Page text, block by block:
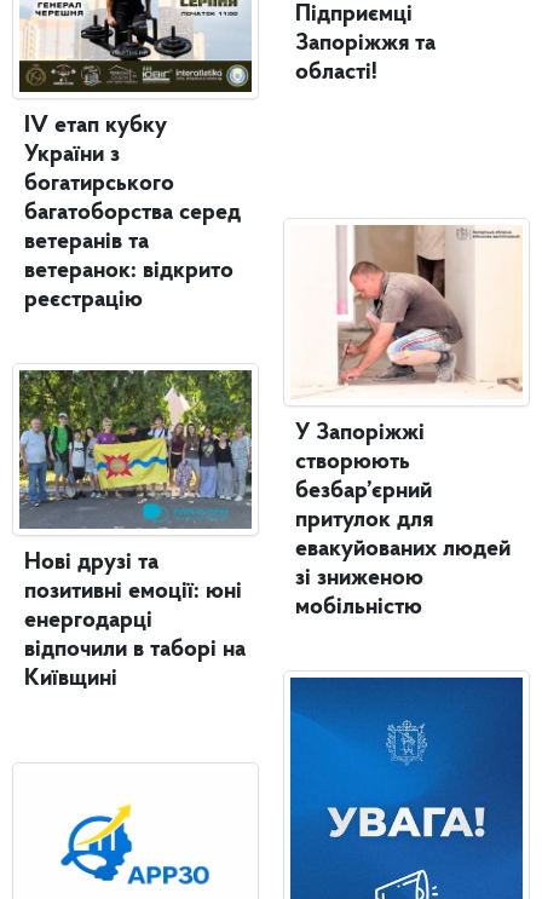
IV етап кубку
України з
богатирського
багатоборства серед
ветеранів та
ветеранок: відкрито
реєстрацію
Нові друзі та
позитивні емоції: юні
енергодарці
відпочили в таборі на
Київщині
Підприємці
Запоріжжя та
області!
У Запоріжжі
створюють
безбар’єрний
притулок для
евакуйованих людей
зі зниженою
мобільністю